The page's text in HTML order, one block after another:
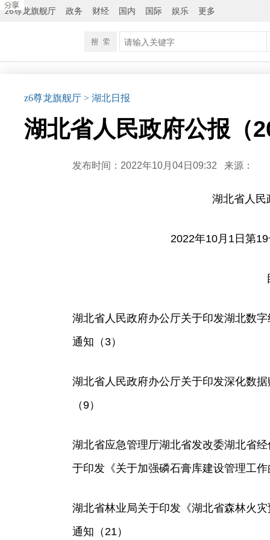
z6尊龙旗舰厅 政务 财经 国内 国际 娱乐 更多
z6尊龙旗舰厅 > 湖北日报
湖北省人民政府公报（
发布时间：2022年10月04日09:32 来源：
湖北省人民
2022年10月1日第
湖北省人民政府办公厅关于印发湖北数
通知（3）
湖北省人民政府办公厅关于印发深化数
（9）
湖北省应急管理厅湖北省发改委湖北省
于印发《关于加强磷石膏库建设管理工
湖北省林业局关于印发《湖北省森林火
通知（21）